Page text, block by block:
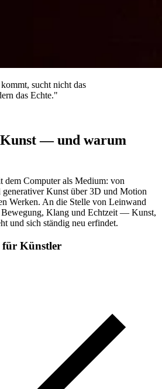
sucht nicht das
das Echte."
— und warum
dem Computer als Medium: von
Kunst über 3D und Motion
Werken. An die Stelle von Leinwand
Bewegung, Klang und Echtzeit — Kunst,
und sich ständig neu erfindet.
für Künstler